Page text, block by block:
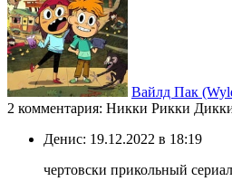
Вайлд Пак
2 комментария: Никки Рикки
Денис: 19.12.2022 в 18:19
чертовски прикольный